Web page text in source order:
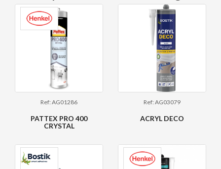
Ref: AG01286
PATTEX PRO 400
CRYSTAL
Ref: AG03079
ACRYL DECO